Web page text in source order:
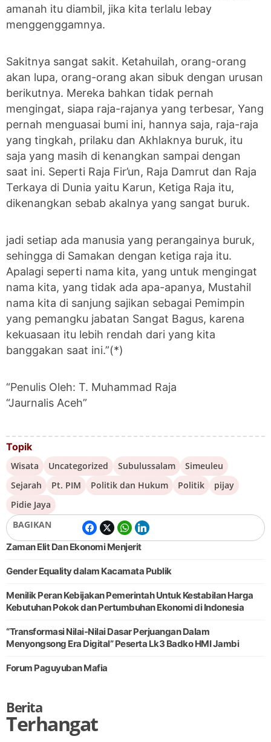
amanah itu diambil, jika kita terlalu lebay
menggenggamnya.
Sakitnya sangat sakit. Ketahuilah, orang-orang
akan lupa, orang-orang akan sibuk dengan urusan
berikutnya. Mereka bahkan tidak pernah
mengingat, siapa raja-rajanya yang terbesar, Yang
pernah menguasai bumi ini, hannya saja, raja-raja
yang tingkah, prilaku dan Akhlaknya buruk, itu
saja yang masih di kenangkan sampai dengan
saat ini. Seperti Raja Fir’un, Raja Damrut dan Raja
Terkaya di Dunia yaitu Karun, Ketiga Raja itu,
dikenangkan sebab akalnya yang sangat buruk.
jadi setiap ada manusia yang perangainya buruk,
sehingga di Samakan dengan ketiga raja itu.
Apalagi seperti nama kita, yang untuk mengingat
nama kita, yang tidak ada apa-apanya, Mustahil
nama kita di sanjung sajikan sebagai Pemimpin
yang pemangku jabatan Sangat Bagus, karena
kekuasaan itu lebih rendah dari yang kita
banggakan saat ini.”(*)
“Penulis Oleh: T. Muhammad Raja
“Jaurnalis Aceh”
Topik
Wisata Uncategorized Subulussalam
Simeuleu
Sejarah
Pt. PIM Politik dan Hukum Politik
pijay
Pidie Jaya
BAGIKAN
Zaman Elit Dan Ekonomi Menjerit
Gender Equality dalam Kacamata Publik
Menilik Peran Kebijakan Pemerintah Untuk Kestabilan Harga
Kebutuhan Pokok dan Pertumbuhan Ekonomi di Indonesia
“Transformasi Nilai-Nilai Dasar Perjuangan Dalam
Menyongsong Era Digital” Peserta Lk3 Badko HMI Jambi
Forum Paguyuban Mafia
Berita
Terhangat